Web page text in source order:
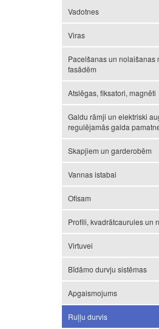
Vadotnes
Viras
Pacelšanas un nolaišanas
fasādēm
Atslēgas, fiksatori, magnēti
Galdu rāmji un elektriski
regulējamās galda
Skapjiem un garderobēm
Vannas istabai
Ofisam
Profili, kvadrātcaurules un
Virtuvei
Bīdāmo durvju sistēmas
Apgaismojums
Ruļļu durvis